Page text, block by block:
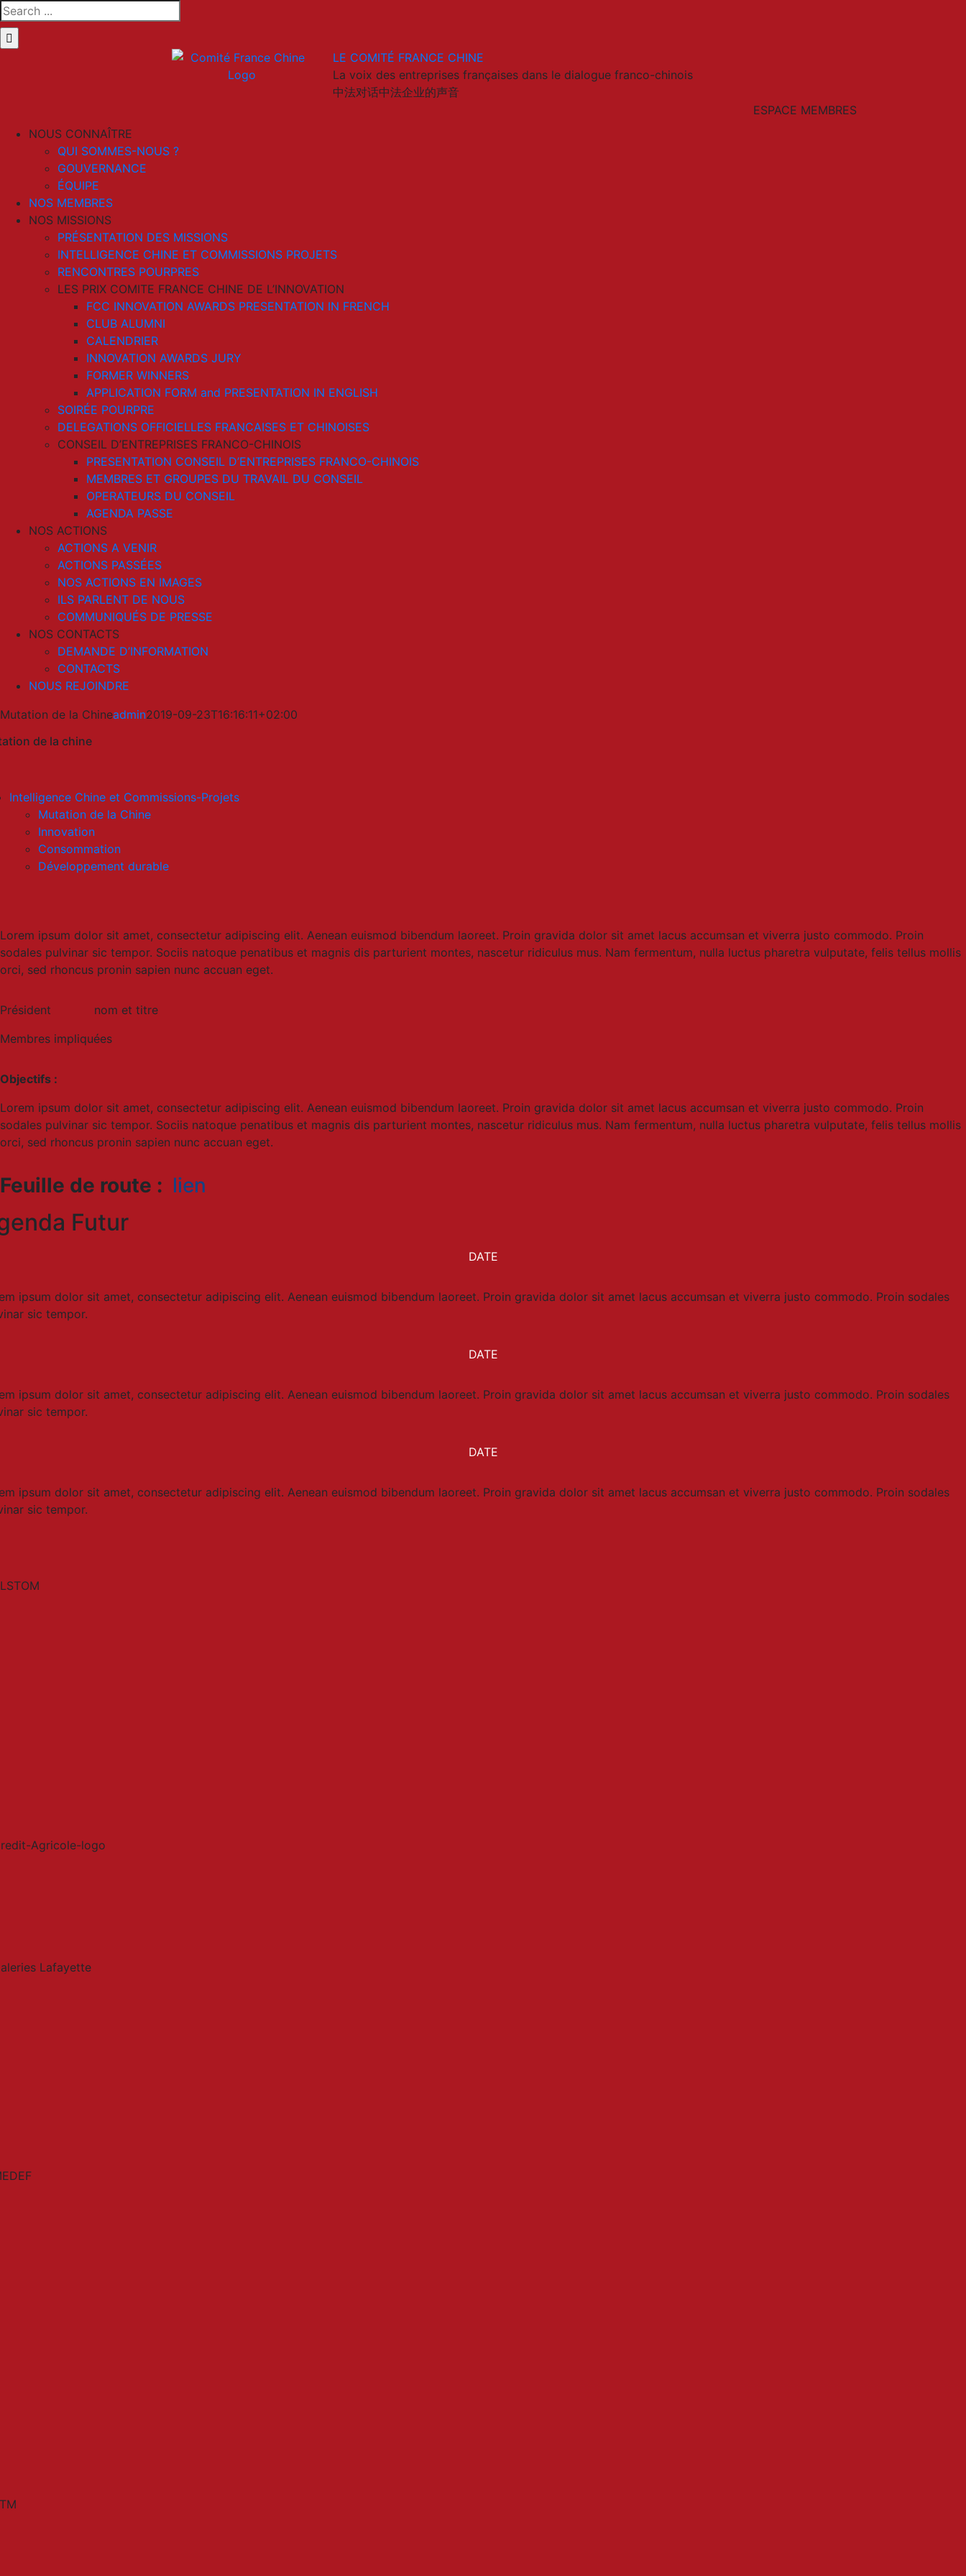
Skip
to
content
Search
for:
LE COMITÉ FRANCE CHINE
La voix des entreprises françaises dans le dialogue franco-chinois
中法对话中法企业的声音
ESPACE MEMBRES
NOUS CONNAÎTRE
QUI SOMMES-NOUS ?
GOUVERNANCE
ÉQUIPE
NOS MEMBRES
NOS MISSIONS
PRÉSENTATION DES MISSIONS
INTELLIGENCE CHINE ET COMMISSIONS PROJETS
RENCONTRES POURPRES
LES PRIX COMITE FRANCE CHINE DE L’INNOVATION
FCC INNOVATION AWARDS PRESENTATION IN FRENCH
CLUB ALUMNI
CALENDRIER
INNOVATION AWARDS JURY
FORMER WINNERS
APPLICATION FORM and PRESENTATION IN ENGLISH
SOIRÉE POURPRE
DELEGATIONS OFFICIELLES FRANCAISES ET CHINOISES
CONSEIL D’ENTREPRISES FRANCO-CHINOIS
PRESENTATION CONSEIL D’ENTREPRISES FRANCO-CHINOIS
MEMBRES ET GROUPES DU TRAVAIL DU CONSEIL
OPERATEURS DU CONSEIL
AGENDA PASSE
NOS ACTIONS
ACTIONS A VENIR
ACTIONS PASSÉES
NOS ACTIONS EN IMAGES
ILS PARLENT DE NOUS
COMMUNIQUÉS DE PRESSE
NOS CONTACTS
DEMANDE D’INFORMATION
CONTACTS
NOUS REJOINDRE
Mutation de la Chineadmin2019-09-23T16:16:11+02:00
de la chine
Intelligence Chine et Commissions-Projets
Mutation de la Chine
Innovation
Consommation
Développement durable
Lorem ipsum dolor sit amet, consectetur adipiscing elit. Aenean euismod bibendum laoreet. Proin gravida dolor sit amet lacus accumsan et viverra justo commodo. Proin
sodales pulvinar sic tempor. Sociis natoque penatibus et magnis dis parturient montes, nascetur ridiculus mus. Nam fermentum, nulla luctus pharetra vulputate, felis tellus mollis
orci, sed rhoncus pronin sapien nunc accuan eget.
Président nom et titre
Membres impliquées
Objectifs :
Lorem ipsum dolor sit amet, consectetur adipiscing elit. Aenean euismod bibendum laoreet. Proin gravida dolor sit amet lacus accumsan et viverra justo commodo. Proin
sodales pulvinar sic tempor. Sociis natoque penatibus et magnis dis parturient montes, nascetur ridiculus mus. Nam fermentum, nulla luctus pharetra vulputate, felis tellus mollis
orci, sed rhoncus pronin sapien nunc accuan eget.
Feuille de route : lien
Futur
DATE
ipsum dolor sit amet, consectetur adipiscing elit. Aenean euismod bibendum laoreet. Proin gravida dolor sit amet lacus accumsan et viverra justo commodo. Proin sodales
sic tempor.
DATE
ipsum dolor sit amet, consectetur adipiscing elit. Aenean euismod bibendum laoreet. Proin gravida dolor sit amet lacus accumsan et viverra justo commodo. Proin sodales
sic tempor.
DATE
ipsum dolor sit amet, consectetur adipiscing elit. Aenean euismod bibendum laoreet. Proin gravida dolor sit amet lacus accumsan et viverra justo commodo. Proin sodales
sic tempor.